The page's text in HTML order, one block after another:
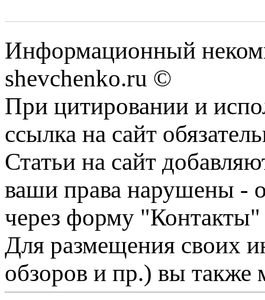
Информационный
shevchenko.ru ©
При цитировании и
ссылка на сайт
Статьи на сайт
ваши права нарушены -
через форму "Контакты"
Для размещения своих
обзоров и пр.) вы также